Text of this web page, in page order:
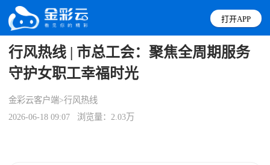
打开APP
行风热线 | 市总工会：聚焦全周期服务
守护女职工幸福时光
金彩云客户端>行风热线
2026-06-18 09:07
浏览量：2.03万